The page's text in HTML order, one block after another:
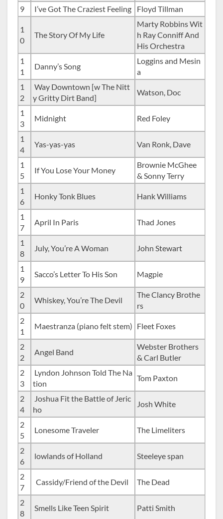
9
I’ve Got The Craziest Feeling Floyd Tillman
1
0
The Story Of My Life
Marty Robbins Wit
h Ray Conniff And
His Orchestra
1
1
Danny’s Song
Loggins and Mesin
a
1
2
Way Downtown [w The Nitt
y Gritty Dirt Band]
Watson, Doc
1
3
Midnight Red Foley
1
4
Yas-yas-yas Van Ronk, Dave
1
5
If You Lose Your Money
Brownie McGhee
& Sonny Terry
1
6
Honky Tonk Blues Hank Williams
1
7
April In Paris Thad Jones
1
8
July, You’re A Woman John Stewart
1
9
Sacco’s Letter To His Son Magpie
2
0
Whiskey, You’re The Devil
The Clancy Brothe
rs
2
1
Maestranza (piano felt stem) Fleet Foxes
2
2
Angel Band
Webster Brothers
& Carl Butler
2
3
Lyndon Johnson Told The Na
tion
Tom Paxton
2
4
Joshua Fit the Battle of Jeric
ho
Josh White
2
5
Lonesome Traveler The Limeliters
2
6
lowlands of Holland Steeleye span
2
7
Cassidy/Friend of the Devil The Dead
2
8
Smells Like Teen Spirit Patti Smith